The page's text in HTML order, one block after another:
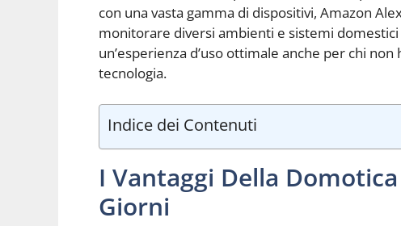
con una vasta gamma di dispositivi, Amazon
monitorare diversi ambienti e sistemi
un’esperienza d’uso ottimale anche per chi
tecnologia.
Indice dei Contenuti
I Vantaggi Della
Giorni